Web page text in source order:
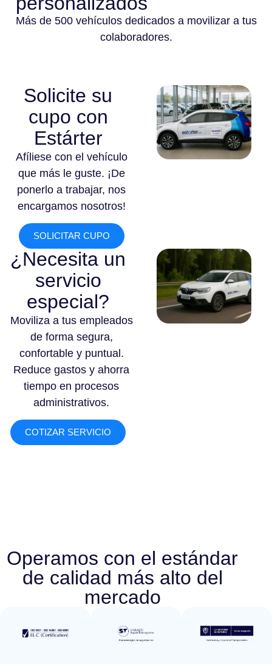
Más de 500 vehículos dedicados a movilizar a tus
colaboradores.
Solicite su
cupo con
Estárter
Afíliese con el vehículo
que más le guste. ¡De
ponerlo a trabajar, nos
encargamos nosotros!
SOLICITAR CUPO
¿Necesita un
servicio
especial?
Moviliza a tus empleados
de forma segura,
confortable y puntual.
Reduce gastos y ahorra
tiempo en procesos
administrativos.
COTIZAR SERVICIO
Operamos con el estándar
de calidad más alto del
mercado